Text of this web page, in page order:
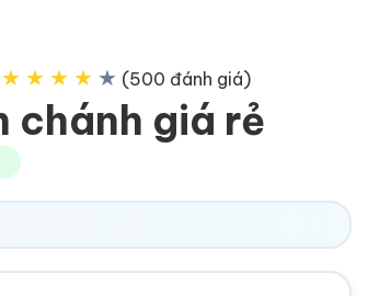
★ ★ ★ ★ ★ (500 đánh giá)
chánh giá rẻ